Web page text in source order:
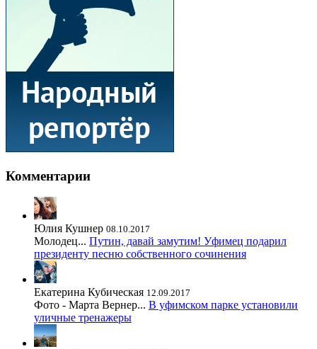
Комментарии
Юлия Кушнер 08.10.2017
Молодец... Путин, давай замутим! Уфимец подарил
президенту песню собственного сочинения
Екатерина Кубическая 12.09.2017
Фото - Марта Вернер... В уфимском парке установили
уличные тренажеры